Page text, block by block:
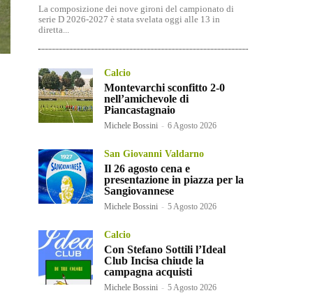
La composizione dei nove gironi del campionato di
serie D 2026-2027 è stata svelata oggi alle 13 in
diretta...
Calcio
Montevarchi sconfitto 2-0
nell’amichevole di
Piancastagnaio
Michele Bossini - 6 Agosto 2026
San Giovanni Valdarno
Il 26 agosto cena e
presentazione in piazza per la
Sangiovannese
Michele Bossini - 5 Agosto 2026
Calcio
Con Stefano Sottili l’Ideal
Club Incisa chiude la
campagna acquisti
Michele Bossini - 5 Agosto 2026